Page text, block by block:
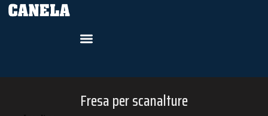
Fresa per scanalture